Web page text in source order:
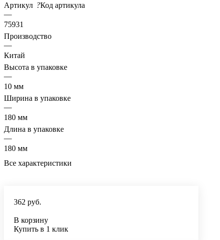
Артикул ?Код артикула
—
75931
Производство
—
Китай
Высота в упаковке
—
10 мм
Ширина в упаковке
—
180 мм
Длина в упаковке
—
180 мм
Все характеристики
362 руб.
В корзину
Купить в 1 клик